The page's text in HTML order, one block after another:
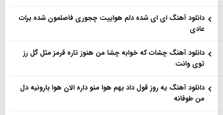
دانلود آهنگ ای ای شده دلم هواییت چجوری فاصلمون شده برات
عادی
دانلود آهنگ چشات که خوابه چشا من هنوز تاره قرمز مثل گل رز
توی وانت
دانلود آهنگ یه روز قول داد بهم هوا منو داره الان هوا بارونیه دل
من طوفانه